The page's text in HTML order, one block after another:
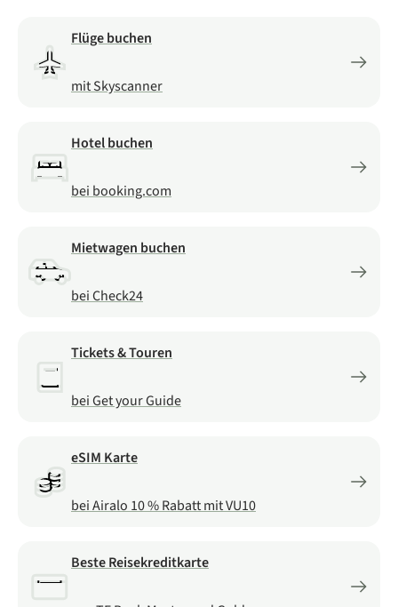
Flüge buchen
mit Skyscanner
Hotel buchen
bei booking.com
Mietwagen buchen
bei Check24
Tickets & Touren
bei Get your Guide
eSIM Karte
bei Airalo 10 % Rabatt mit VU10
Beste Reisekreditkarte